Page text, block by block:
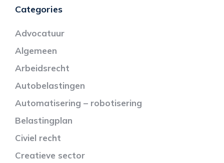
Categories
Advocatuur
Algemeen
Arbeidsrecht
Autobelastingen
Automatisering – robotisering
Belastingplan
Civiel recht
Creatieve sector